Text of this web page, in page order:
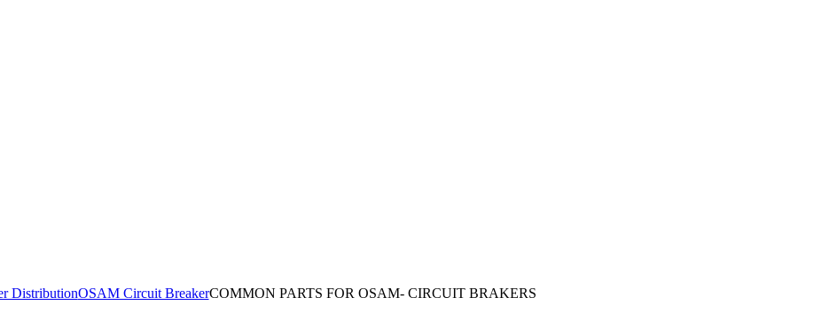
DistributionOSAM Circuit BreakerCOMMON PARTS FOR OSAM- CIRCUIT BRAKERS